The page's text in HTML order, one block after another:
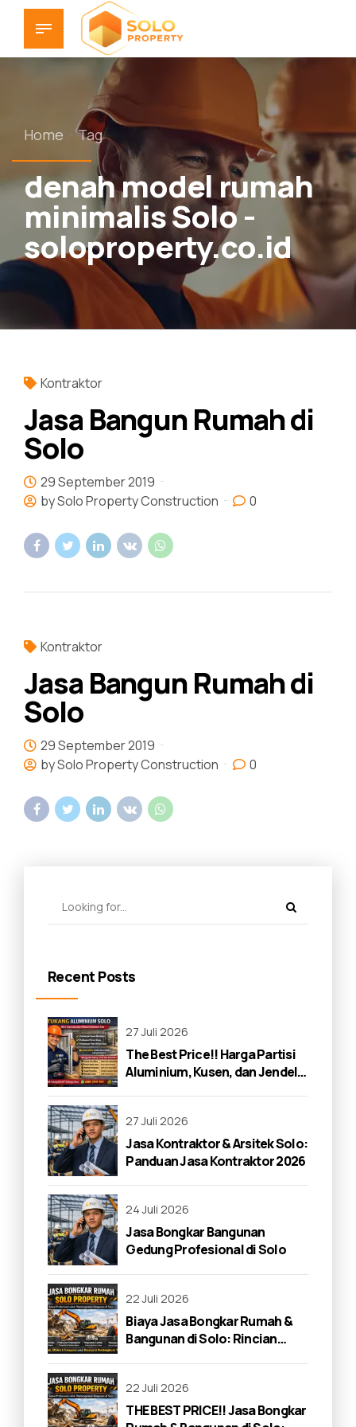
Home Tag
denah model rumah
minimalis Solo -
soloproperty.co.id
Kontraktor
Jasa Bangun Rumah di
Solo
29 September 2019
by Solo Property Construction
0
Kontraktor
Jasa Bangun Rumah di
Solo
29 September 2019
by Solo Property Construction
0
Recent Posts
27 Juli 2026
The Best Price!! Harga Partisi
Aluminium, Kusen, dan Jendela
27 Juli 2026
Jasa Kontraktor & Arsitek Solo:
Panduan Jasa Kontraktor 2026
24 Juli 2026
Jasa Bongkar Bangunan
Gedung Profesional di Solo
22 Juli 2026
Biaya Jasa Bongkar Rumah &
Bangunan di Solo: Rincian
22 Juli 2026
THE BEST PRICE!! Jasa Bongkar